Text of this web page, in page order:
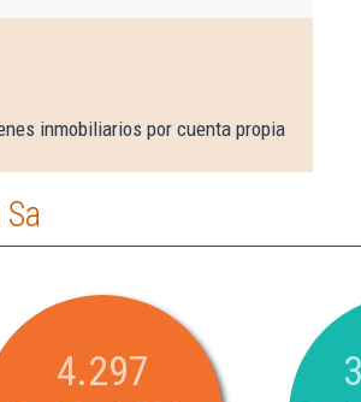
inmobiliarios por cuenta propia
4.297